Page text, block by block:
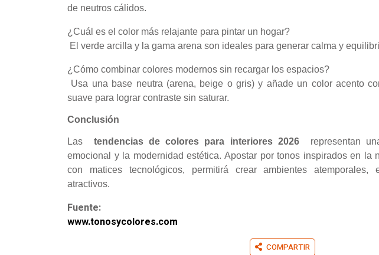
de neutros cálidos.
¿Cuál es el color más relajante para pintar un hogar?
El verde arcilla y la gama arena son ideales para generar calma y
¿Cómo combinar colores modernos sin recargar los espacios?
Usa una base neutra (arena, beige o gris) y añade un color acento
suave para lograr contraste sin saturar.
Conclusión
Las tendencias de colores para interiores 2026 representan
emocional y la modernidad estética. Apostar por tonos inspirados en la
con matices tecnológicos, permitirá crear ambientes atemporales,
atractivos.
Fuente:
www.tonosycolores.com
COMPARTIR